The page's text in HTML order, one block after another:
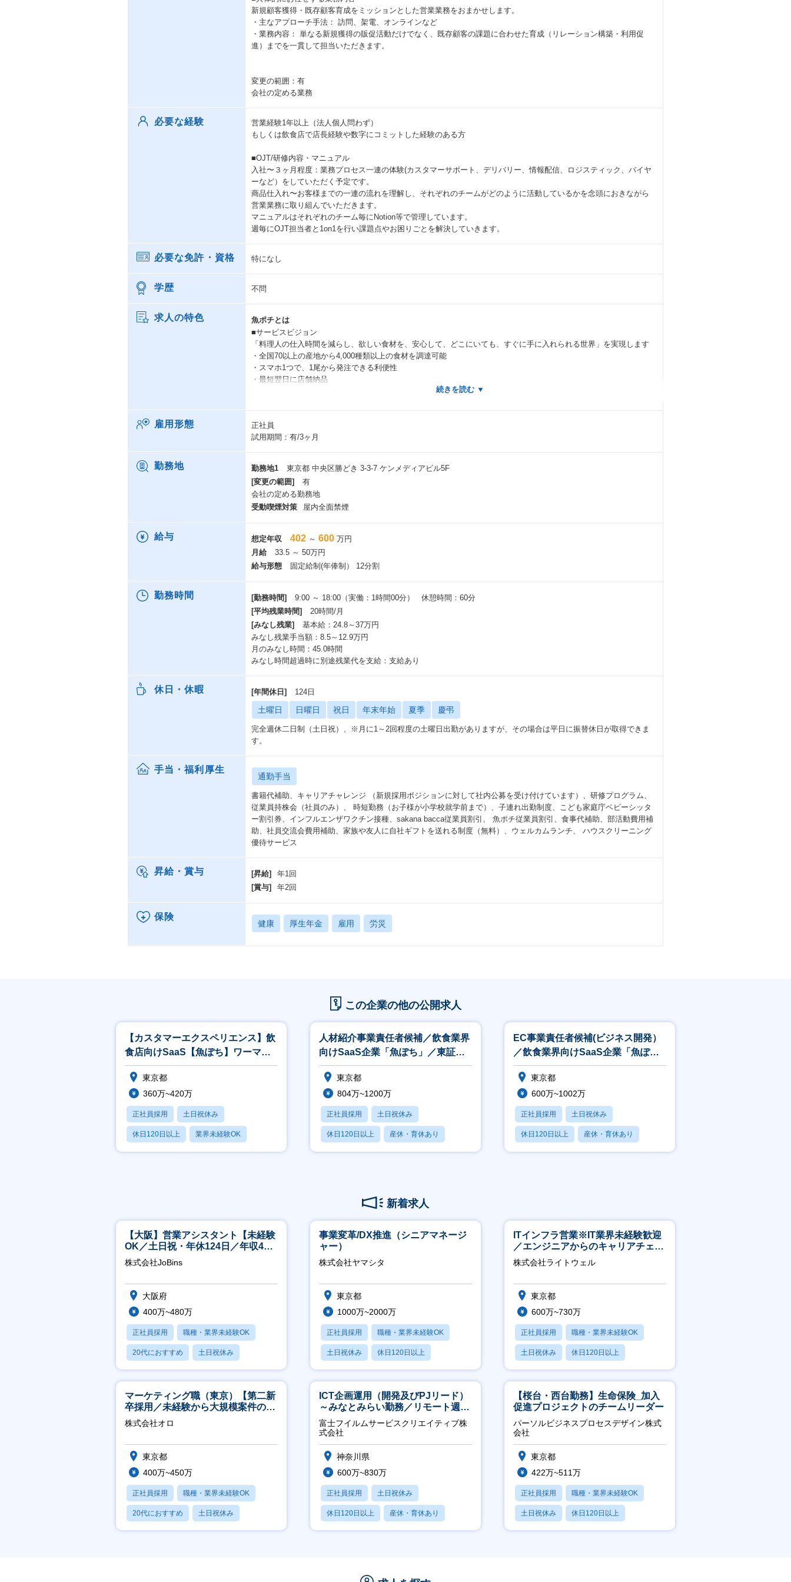
新規顧客獲得・既存顧客育成をミッションとした営業業務をおまかせします。
・主なアプローチ手法： 訪問、架電、オンラインなど
・業務内容： 単なる新規獲得の販促活動だけでなく、既存顧客の課題に合わせた育成（リレーション構築・利用促
進）までを一貫して担当いただきます。
変更の範囲：有
会社の定める業務
必要な経験
営業経験1年以上（法人個人問わず）
もしくは飲食店で店長経験や数字にコミットした経験のある方
■OJT/研修内容・マニュアル
入社〜３ヶ月程度：業務プロセス一連の体験(カスタマーサポート、デリバリー、情報配信、ロジスティック、バイヤ
ーなど）をしていただく予定です。
商品仕入れ〜お客様までの一連の流れを理解し、それぞれのチームがどのように活動しているかを念頭におきながら
営業業務に取り組んでいただきます。
マニュアルはそれぞれのチーム毎にNotion等で管理しています。
週毎にOJT担当者と1on1を行い課題点やお困りごとを解決していきます。
必要な免許・資格 特になし
学歴 不問
求人の特色
魚ポチとは
■サービスビジョン
「料理人の仕入時間を減らし、欲しい食材を、安心して、どこにいても、すぐに手に入れられる世界」を実現します
・全国70以上の産地から4,000種類以上の食材を調達可能
・スマホ1つで、1尾から発注できる利便性
・最短翌日に店舗納品
・バーコードが付けられない鮮魚でもスムーズに出荷できる、自動化された物流体制
・全国70以上の産地と中央卸売市場（豊洲など）との調達ネットワーク
【社員インタビュー】
鮮魚と魚ポチへの愛に溢れるインサイドセールスチーム。日々の業務への向き合い方は？【インサイドセールスチーム
対談】
「物流」から生鮮流通のDXに挑む。ITだけでは解決できないチャレンジングな環境に面白さがある【元ヤフー、魚ポ
チ事業部長インタビュー】
https://www.wantedly.com/companies/foodison/post_articles/400807
【所属チームについて】
■構成
リーダー1名、メンバー2名
20代から30代のメンバーが中心に活躍しており、前職経験も様々ですが食への関心が高いメンバーが多いです。
フラットな関係で理想のサービス実現のために意見を言い合える環境です。
世の中にない新しい生鮮流通を創出するためチーム一丸となって取り組んでいます。
身につくこと、やりがい
・営業スキル：個人店・法人を問わず飲食店の経営者・仕入れ担当者と深く関わり、飲食店のコアである仕入れ業務に
・営業組織の仕組み化：発展途上の営業組織を、自ら創り上げていく仕組み化の経験を積むことができます
・流通業界の経験：自社で調達、物流、販売を一気通貫で実行しており、流通業界に関する知見を深めることができま
・サービス改善の経験： お客様の声を元に、バイヤーやエンジニア等と連携し、商品ラインナップ拡張やプロダクト
改善に当事者として関わることができます
・顧客の本質的な課題を見抜き、解決策を提案して成功に導く成功体験と手応えを得られる
・食をとことん楽しめる環境：魚ポチ顧客の中には予約困難な有名店やSNSで話題のお店、個人で経営する地元密着
型の飲食店などが多数利用しています。
自身がサービス提供している飲食店で実際に食を楽しめるのが何よりの魅力です。
■OJT/研修内容・マニュアル
入社〜３ヶ月程度：業務プロセス一連の体験(カスタマーサポート、デリバリー、情報配信、ロジスティック、バイヤ
業業務に取り組んでいただきます。
マニュアルはそれぞれのチーム毎にNotion等で管理しています。
し、各チームの役割を正しく認識できている。
・入社2ヶ月後：主に架電での営業を通して顧客理解を深め、既存のユーザー様に魚ポチのファンになっていただく方
法がわかっている・一部実行出来ている。
・入社3か月後：登録から初回利用までのフローを理解し、新規顧客の登録からオンボーディングまでを実行できてい
る
・入社6ヶ月後：新規顧客の拡大、既存顧客の利用促進を他チームを巻き込みながら実行できており、結果としてKPI
達成や目標との差分を埋める活動が出来ている
入社1年後：飲食店営業として目標達成から逆算した戦略の立案と、その障害となる要素を特定できる。
飲食店の仕入れ体験を向上させるために、魚ポチサービスとして何をすべきか自身の考察をデータや市場潜在価値など
から提案することができる
まずは営業として顧客理解を深め、数字にコミットできる人になっていただきたいと思います。
雇用形態
正社員
試用期間：有/3ヶ月
勤務地 勤務地1
東京都 中央区勝どき 3-3-7 ケンメディアビル5F
[変更の範囲]
有
会社の定める勤務地
受動喫煙対策
屋内全面禁煙
給与 想定年収 402 ～ 600 万円
月給
33.5 ～ 50万円
給与形態
固定給制(年俸制） 12分割
勤務時間 [勤務時間]
9:00 ～ 18:00（実働：1時間00分） 休憩時間：60分
[平均残業時間]
20時間/月
[みなし残業]
基本給：24.8～37万円
みなし残業手当額：8.5～12.9万円
月のみなし時間：45.0時間
みなし時間超過時に別途残業代を支給：支給あり
休日・休暇 [年間休日] 124日
土曜日 日曜日 祝日 年末年始 夏季 慶弔
完全週休二日制（土日祝）、※月に1～2回程度の土曜日出勤がありますが、その場合は平日に振替休日が取得できま
す。
手当・福利厚生
通勤手当
書籍代補助、キャリアチャレンジ （新規採用ポジションに対して社内公募を受け付けています）、研修プログラム、
従業員持株会（社員のみ）、 時短勤務（お子様が小学校就学前まで）、子連れ出勤制度、こども家庭庁ベビーシッタ
ー割引券、インフルエンザワクチン接種、sakana bacca従業員割引、 魚ポチ従業員割引、食事代補助、部活動費用補
助、社員交流会費用補助、家族や友人に自社ギフトを送れる制度（無料）、ウェルカムランチ、 ハウスクリーニング
優待サービス
昇給・賞与 [昇給]
年1回
[賞与]
年2回
保険
健康 厚生年金 雇用 労災
この企業の他の公開求人
【カスタマーエクスペリエンス】飲
食店向けSaaS【魚ぽち】ワーママ
歓迎
東京都
360万~420万
正社員採用 土日祝休み
休日120日以上 業界未経験OK
月残業20時間以内
人材紹介事業責任者候補／飲食業界
向けSaaS企業「魚ぽち」／東証グ
ロース市場上場
東京都
804万~1200万
正社員採用 土日祝休み
休日120日以上 産休・育休あり
賞与あり
EC事業責任者候補(ビジネス開発）
／飲食業界向けSaaS企業「魚ぽ
ち」／東証グロース市場上場
東京都
600万~1002万
正社員採用 土日祝休み
休日120日以上 産休・育休あり
転勤なし
新着求人
【大阪】営業アシスタント【未経験
OK／土日祝・年休124日／年収400
万～／転勤なし】
株式会社JoBins
大阪府
400万~480万
正社員採用 職種・業界未経験OK
20代におすすめ 土日祝休み
休日120日以上
事業変革/DX推進（シニアマネージ
ャー）
株式会社ヤマシタ
東京都
1000万~2000万
正社員採用 職種・業界未経験OK
土日祝休み 休日120日以上
産休・育休あり
ITインフラ営業※IT業界未経験歓迎
／エンジニアからのキャリアチェン
ジ可※【週3～4日リモート可能】
株式会社ライトウェル
東京都
600万~730万
正社員採用 職種・業界未経験OK
土日祝休み 休日120日以上
月残業20時間以内
マーケティング職（東京）【第二新
卒採用／未経験から大規模案件のマ
ーケティングが経験できる／研修充
実】
株式会社オロ
東京都
400万~450万
正社員採用 職種・業界未経験OK
20代におすすめ 土日祝休み
休日120日以上
ICT企画運用（開発及びPJリード）
～みなとみらい勤務／リモート週
2OK／業務改善～
富士フイルムサービスクリエイティブ株
式会社
神奈川県
600万~830万
正社員採用 土日祝休み
休日120日以上 産休・育休あり
月残業20時間以内
【桜台・西台勤務】生命保険_加入
促進プロジェクトのチームリーダー
パーソルビジネスプロセスデザイン株式
会社
東京都
422万~511万
正社員採用 職種・業界未経験OK
土日祝休み 休日120日以上
産休・育休あり